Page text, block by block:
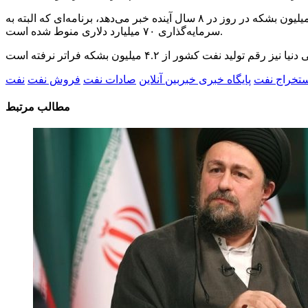
هشدارها درباره افت تولید نفت ایران درحالی است که وزیر نفت جواد اوجی از برنامه افزایش ظرفیت تولید نفت ایران به ۵.۷ میلیون بشکه در روز در ۸ سال آینده خبر می‌دهد، برنامه‌ای که البته به
سرمایه‌گذاری ۷۰ میلیارد دلاری منوط شده است.
نفت پایگاه خبری خبربین آنلاین صادات نفت فروش نفت نفت
مطالب مرتبط